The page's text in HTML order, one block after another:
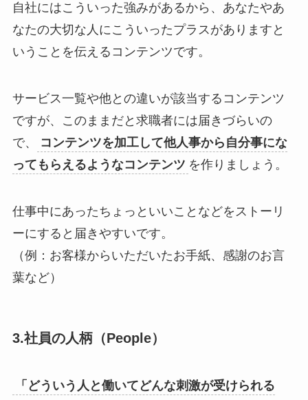
自社にはこういった強みがあるから、あなたやあ
なたの大切な人にこういったプラスがありますと
いうことを伝えるコンテンツです。
サービス一覧や他との違いが該当するコンテンツ
ですが、このままだと求職者には届きづらいの
で、
コンテンツを加工して他人事から自分事にな
ってもらえるようなコンテンツ を作りましょう。
仕事中にあったちょっといいことなどをストーリ
ーにすると届きやすいです。
（例：お客様からいただいたお手紙、感謝のお言
葉など）
3.社員の人柄（People）
「どういう人と働いてどんな刺激が受けられる